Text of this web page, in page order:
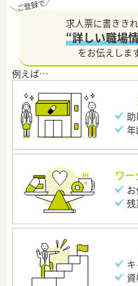
求人票に書きき
“詳しい職場
をお伝えしま
ワー